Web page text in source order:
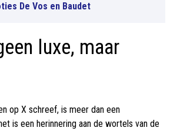
De Vos en Baudet
luxe, maar
op X schreef, is meer dan een
is een herinnering aan de wortels van de